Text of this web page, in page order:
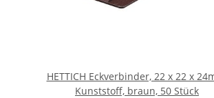
HETTICH Eckverbinder, 22 x 22 x
Kunststoff, braun, 50 Stück